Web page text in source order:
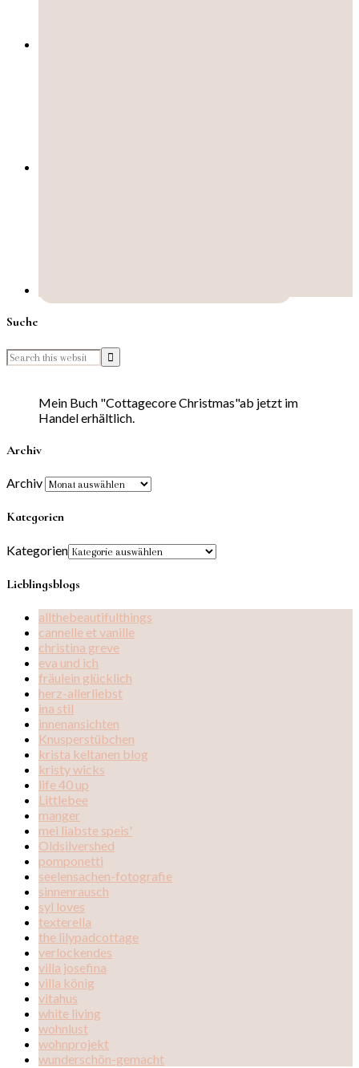
Suche
Mein Buch "Cottagecore Christmas"ab jetzt im
Handel erhältlich.
Archiv
Archiv
Kategorien
Kategorien
Lieblingsblogs
allthebeautifulthings
cannelle et vanille
christina greve
eva und ich
fräulein glücklich
herz-allerliebst
ina stil
innenansichten
Knusperstübchen
krista keltanen blog
kristy wicks
life 40 up
Littlebee
manger
mei liabste speis'
Oldsilvershed
pomponetti
seelensachen-fotografie
sinnenrausch
syl loves
texterella
the lilypadcottage
verlockendes
villa josefina
villa könig
vitahus
white living
wohnlust
wohnprojekt
wunderschön-gemacht